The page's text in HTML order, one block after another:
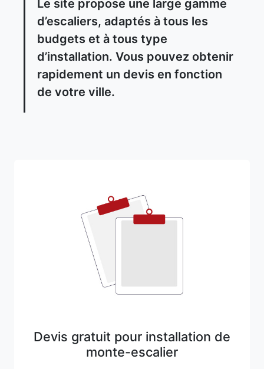
Le site propose une large gamme
d’escaliers, adaptés à tous les
budgets et à tous type
d’installation. Vous pouvez obtenir
rapidement un devis en fonction
de votre ville.
Devis gratuit pour installation de
monte-escalier